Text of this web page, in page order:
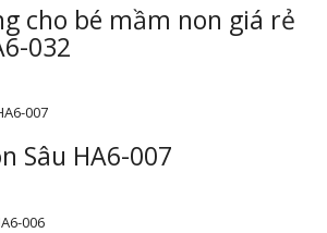
cho bé mầm non giá rẻ
032
Sâu HA6-007